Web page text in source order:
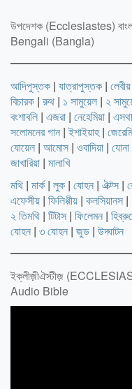
উপদেশক (Ecclesiastes)
Bengali (Bangla)
আদিপুস্তক | যাত্রাপুস্তক |
বিচারক | রুথ | ১ সামুয়েল | ২
বংশাবলি | এজরা | নেহেমিয়া |
সলোমনের গান | ইশাইয়াহ |
যোয়েল | আমোস | ওবাদিয়া | যোনা
জাখারিয়া | মালাখি
মথি | মার্ক | লুক | যোহন | ঐক্ট্স |
এফেসীয় | ফিলিপ্পীয় | কলসিয়ানস |
২ তিমথি | টিটাস | ফিলেমন |
যোহন | ৩ যোহন | জুড | উদ্ঘাটন
ইক্লীজ়ীঐস্টীজ়
Audio Bible